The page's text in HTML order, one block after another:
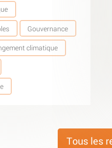
Gouvernance
climatique
Tous les